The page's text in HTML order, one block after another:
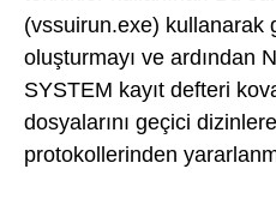
(vssuirun.exe) kullanarak
oluşturmayı ve ardından
SYSTEM kayıt defteri
dosyalarını geçici
protokollerinden